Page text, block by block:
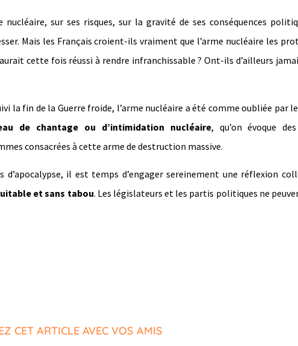
sur ses risques, sur la gravité de ses conséquences
Mais les Français croient-ils vraiment que l’arme nucléaire les
aurait cette fois réussi à rendre infranchissable ? Ont-ils d’ailleurs
fin de la Guerre froide, l’arme nucléaire a été comme oubliée par
de chantage ou d’intimidation nucléaire, qu’on évoque
consacrées à cette arme de destruction massive.
il est temps d’engager sereinement une réflexion
et sans tabou. Les législateurs et les partis politiques ne
CET ARTICLE AVEC VOS AMIS